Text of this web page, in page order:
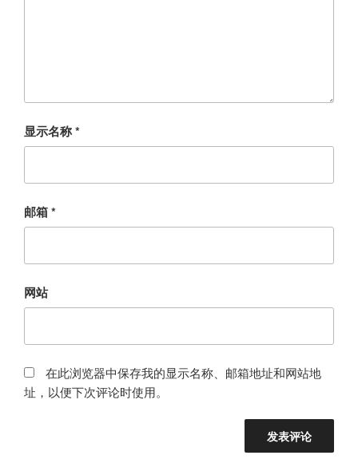
显示名称*
邮箱*
网站
在此浏览器中保存我的显示名称、邮箱地址和网站地
址，以便下次评论时使用。